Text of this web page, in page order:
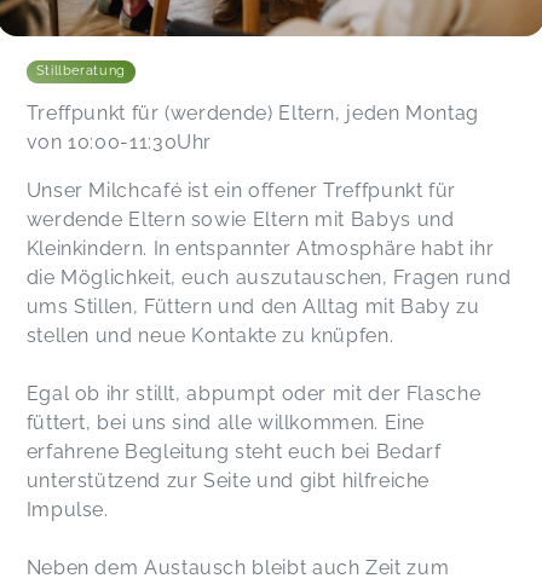
Stillberatung
Treffpunkt für (werdende) Eltern, jeden Montag
von 10:00-11:30Uhr
Unser Milchcafé ist ein offener Treffpunkt für
werdende Eltern sowie Eltern mit Babys und
Kleinkindern. In entspannter Atmosphäre habt ihr
die Möglichkeit, euch auszutauschen, Fragen rund
ums Stillen, Füttern und den Alltag mit Baby zu
stellen und neue Kontakte zu knüpfen.
Egal ob ihr stillt, abpumpt oder mit der Flasche
füttert, bei uns sind alle willkommen. Eine
erfahrene Begleitung steht euch bei Bedarf
unterstützend zur Seite und gibt hilfreiche
Impulse.
Neben dem Austausch bleibt auch Zeit zum